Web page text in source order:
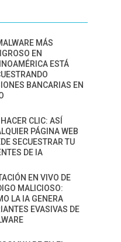
MÁS
EN
ESTÁ
BANCARIAS EN
CLIC: ASÍ
PÁGINA WEB
SECUESTRAR TU
DE IA
EN VIVO DE
MALICIOSO:
LA IA GENERA
EVASIVAS DE